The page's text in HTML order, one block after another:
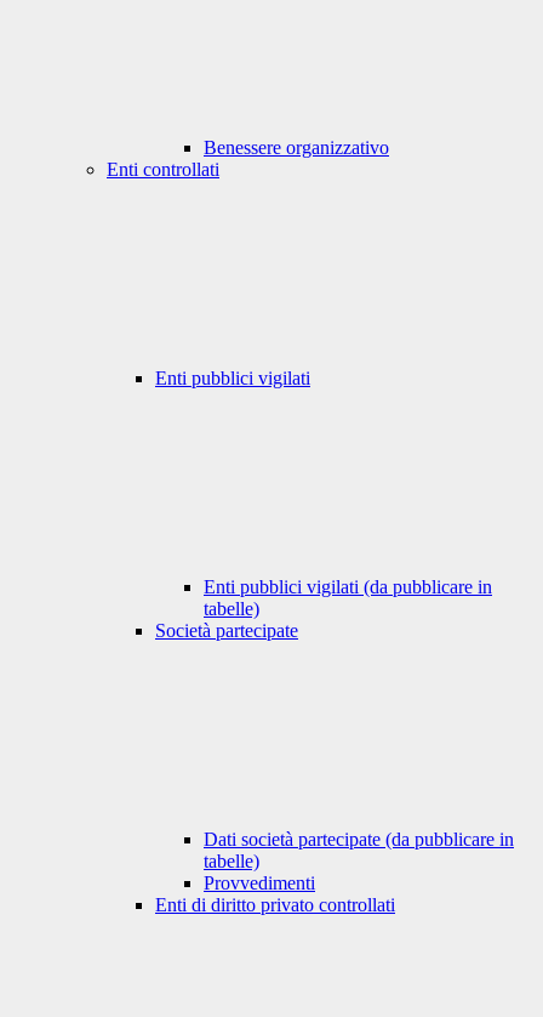
Benessere organizzativo
Enti controllati
Enti pubblici vigilati
Enti pubblici vigilati (da pubblicare in
tabelle)
Società partecipate
Dati società partecipate (da pubblicare in
tabelle)
Provvedimenti
Enti di diritto privato controllati